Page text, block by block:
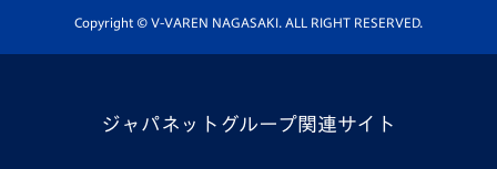
ホームタウン活動
Copyright © V-VAREN NAGASAKI. ALL RIGHT RESERVED.
ジャパネットグループ関連サイト